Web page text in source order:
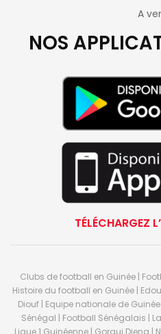
A
NOS
TÉLÉCHARGEZ
Clubs de football en Guinée |
Histoire du football en Guinée |
Diouf | Equipe nationale de
Sénégal | Football Sénégalais |
Ligue 1 Guinéenne | Gorgui Dieng |